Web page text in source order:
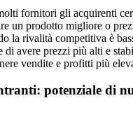
fornitori gli acquirenti
un prodotto migliore o
la rivalità competitiva è
di avere prezzi più alti e
vendite e profitti più
potenziale di